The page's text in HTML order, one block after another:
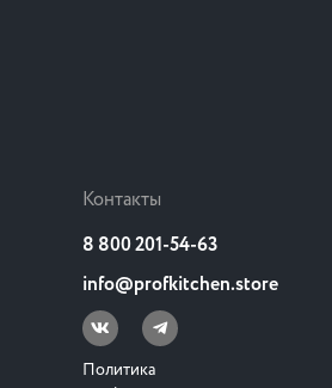
Контакты
8 800 201-54-63
info@profkitchen.store
Политика